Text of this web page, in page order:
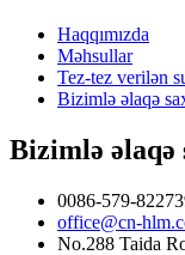
Haqqımızda
Məhsullar
Tez-tez verilən
Bizimlə əlaqə
Bizimlə əlaqə
0086-579-
office@cn-
No.288 Taida